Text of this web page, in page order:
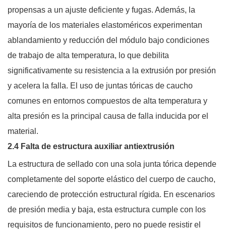
propensas a un ajuste deficiente y fugas. Además, la
mayoría de los materiales elastoméricos experimentan
ablandamiento y reducción del módulo bajo condiciones
de trabajo de alta temperatura, lo que debilita
significativamente su resistencia a la extrusión por presión
y acelera la falla. El uso de juntas tóricas de caucho
comunes en entornos compuestos de alta temperatura y
alta presión es la principal causa de falla inducida por el
material.
2.4 Falta de estructura auxiliar antiextrusión
La estructura de sellado con una sola junta tórica depende
completamente del soporte elástico del cuerpo de caucho,
careciendo de protección estructural rígida. En escenarios
de presión media y baja, esta estructura cumple con los
requisitos de funcionamiento, pero no puede resistir el